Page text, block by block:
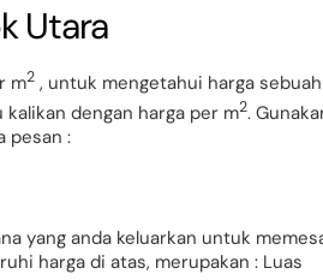
Utara
m2 , untuk mengetahui harga sebuah
dengan harga per m2.
pesan :
yang anda keluarkan untuk
harga di atas, merupakan : Luas